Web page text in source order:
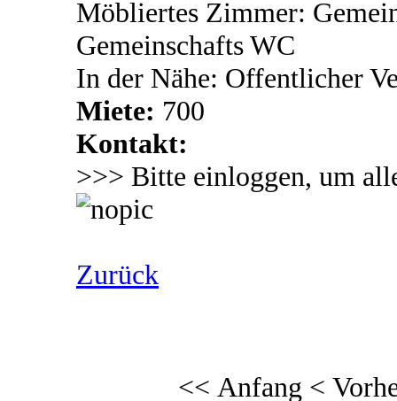
Möbliertes Zimmer:
Gemeinschafts WC
In der Nähe: Offentlicher
Miete: 700
Kontakt:
>>> Bitte einloggen, um
Zurück
<< Anfang <